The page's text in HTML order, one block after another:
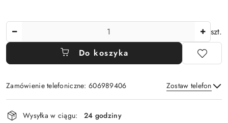
szt.
Do koszyka
Zamówienie telefoniczne: 606989406 Zostaw telefon
Dostępność
Wysyłka w ciągu:
24 godziny